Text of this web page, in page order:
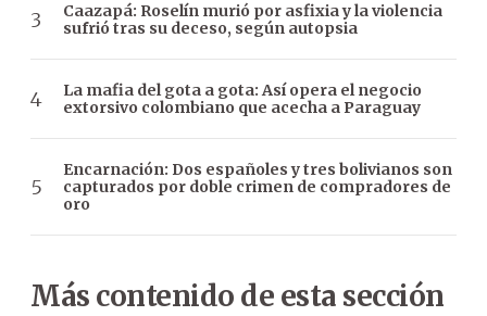
Caazapá: Roselín murió por asfixia y la violencia
sufrió tras su deceso, según autopsia
La mafia del gota a gota: Así opera el negocio
extorsivo colombiano que acecha a Paraguay
Encarnación: Dos españoles y tres bolivianos son
capturados por doble crimen de compradores de
oro
Más contenido de esta sección